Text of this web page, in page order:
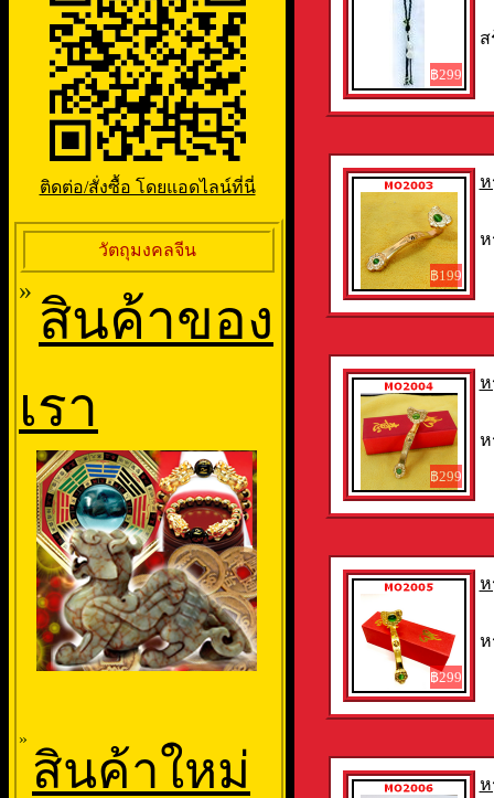
ติดต่อ/สั่งซื้อ โดยแอดไลน์ที่นี่
วัตถุมงคลจีน
» สินค้าของ
เรา
»
สินค้าใหม่
฿299
฿199
ห
ห
฿299
ห
ห
฿299
ห
ห
ห